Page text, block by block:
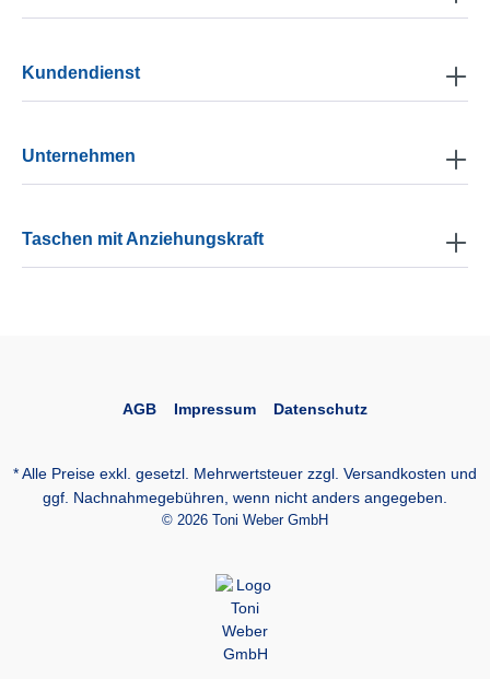
Kundendienst
Unternehmen
Taschen mit Anziehungskraft
AGB Impressum Datenschutz
* Alle Preise exkl. gesetzl. Mehrwertsteuer zzgl. Versandkosten und
ggf. Nachnahmegebühren, wenn nicht anders angegeben.
© 2026 Toni Weber GmbH